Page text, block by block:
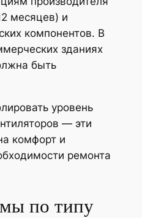
месяцев) и
компонентов. В
зданиях
быть
уровень
— эти
комфорт и
ремонта
по типу